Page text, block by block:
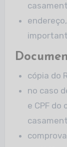
cópia do
no caso
e CPF